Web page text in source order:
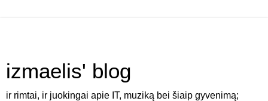
izmaelis' blog
ir rimtai, ir juokingai apie IT, muziką bei šiaip gyvenimą;